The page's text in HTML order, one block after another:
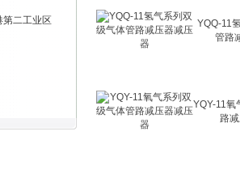
第二工业区
YQQ-11
管路
YQY-11氧
路